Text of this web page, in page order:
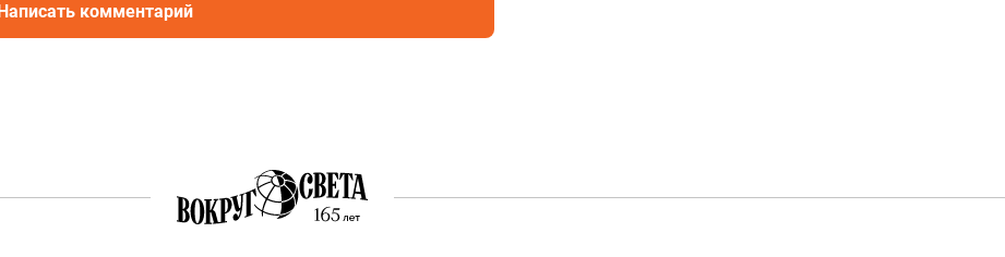
Написать комментарий